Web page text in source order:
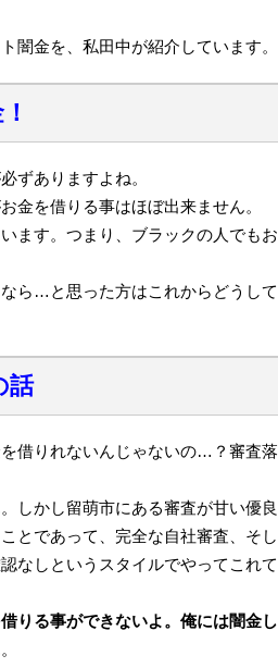
闇金を、私田中が紹介しています。
ずありますよね。
金を借りる事はほぼ出来ません。
ます。つまり、ブラックの人でもお
ら…と思った方はこれからどうして
話
借りれないんじゃないの…？審査落
しかし留萌市にある審査が甘い優良
とであって、完全な自社審査、そし
なしというスタイルでやってこれて
りる事ができないよ。俺には闇金し